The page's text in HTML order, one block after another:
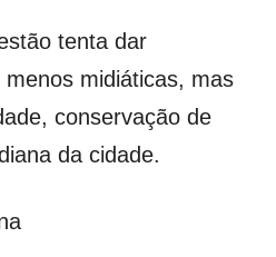
tenta dar
midiáticas, mas
conservação de
da cidade.